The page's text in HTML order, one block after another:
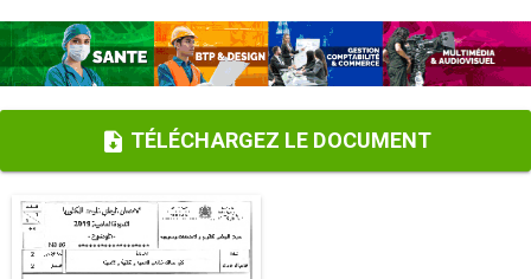
TÉLÉCHARGEZ LE DOCUMENT